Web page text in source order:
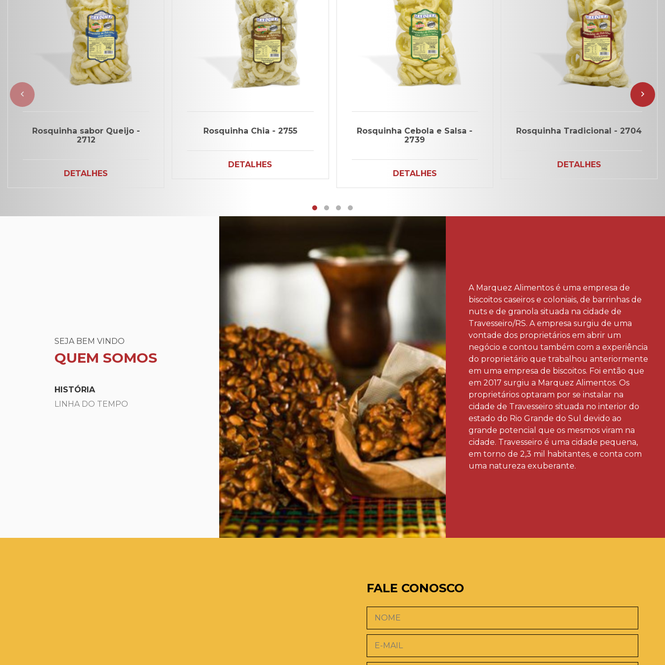
Rosquinha sabor Queijo -
2712
DETALHES
Rosquinha Chia - 2755
DETALHES
Rosquinha Cebola e Salsa -
2739
DETALHES
Rosquinha Tradicional - 2704
DETALHES
SEJA BEM VINDO
QUEM SOMOS
HISTÓRIA
LINHA DO TEMPO
A Marquez Alimentos é uma empresa de
biscoitos caseiros e coloniais, de barrinhas de
nuts e de granola situada na cidade de
Travesseiro/RS. A empresa surgiu de uma
vontade dos proprietários em abrir um
negócio e contou também com a experiência
do proprietário que trabalhou anteriormente
em uma empresa de biscoitos. Foi então que
em 2017 surgiu a Marquez Alimentos. Os
proprietários optaram por se instalar na
cidade de Travesseiro situada no interior do
estado do Rio Grande do Sul devido ao
grande potencial que os mesmos viram na
cidade. Travesseiro é uma cidade pequena,
em torno de 2,3 mil habitantes, e conta com
uma natureza exuberante.
FALE CONOSCO